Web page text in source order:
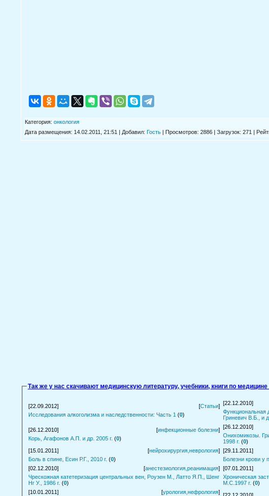
Категория: онкология
Дата размещения: 14.02.2011, 21:51 | Добавил: Гость Просмотров: 2886 | Загрузок: 271 |
Так же у нас скачивают медицинскую литературу, учебники, книги по медицине
[22.09.2012] [Статьи]
Исследования алкоголизма и наследственности: Часть 1 (0)
[22.12.2010]
Функциональная
Гриневич В.Б., и
[26.12.2010]
[инфекционные болезни]
Корь, Агафонов А.П. и др. 2005 г. (0)
[26.12.2010]
Онихомикозы.
1998 г. (0)
[15.01.2011]
[нейрохирургия,неврология]
Боль в спине, Есин Р.Г., 2010 г. (0)
[29.11.2011]
Болезни крови у
[02.12.2010]
[анестезиология,реанимация]
Чрескожная катетеризация центральных вен, Роузен М., Латто Я.П., Шенг
Нг У., 1986 г. (0)
[07.01.2011]
Хроническая
М.С.1997 г. (0)
[10.01.2011]
[урология,нефрология] [22.12.2010]